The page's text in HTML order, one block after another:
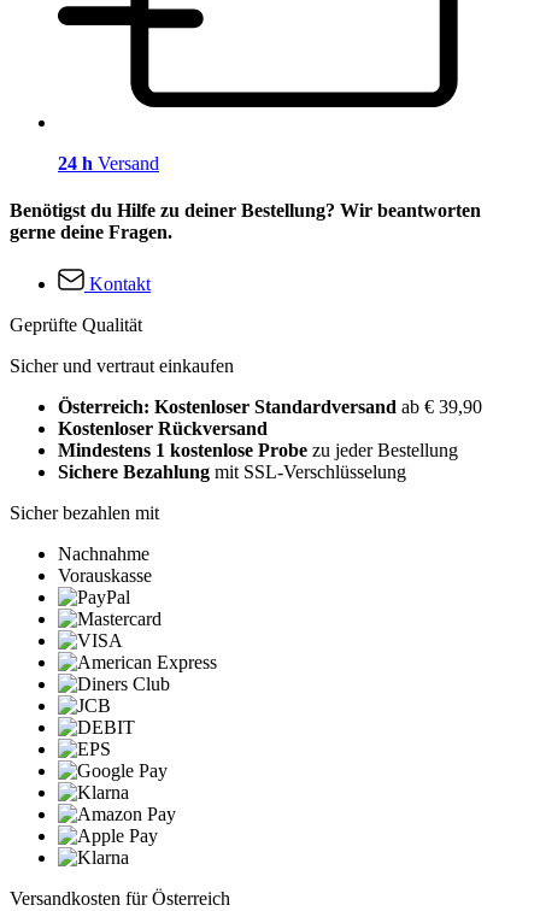
24 h Versand
Benötigst du Hilfe zu deiner Bestellung? Wir beantworten
gerne deine Fragen.
Kontakt
Geprüfte Qualität
Sicher und vertraut einkaufen
Österreich: Kostenloser Standardversand ab € 39,90
Kostenloser Rückversand
Mindestens 1 kostenlose Probe zu jeder Bestellung
Sichere Bezahlung mit SSL-Verschlüsselung
Sicher bezahlen mit
Nachnahme
Vorauskasse
Versandkosten für Österreich